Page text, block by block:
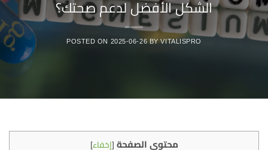
الشكل الأفضل لدعم صحتك؟
POSTED ON 2025-06-26 BYVITALISPRO
محتوى الصفحة [إخفاء]